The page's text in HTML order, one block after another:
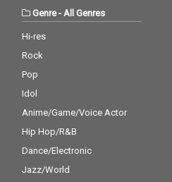
Genre- All Genres
Hi-res
Rock
Pop
Idol
Anime/Game/Voice Actor
Hip Hop/R&B
Dance/Electronic
Jazz/World